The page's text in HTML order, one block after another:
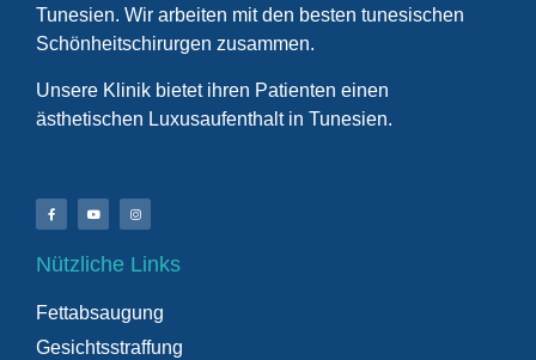
Tunesien. Wir arbeiten mit den besten tunesischen
Schönheitschirurgen zusammen.
Unsere Klinik bietet ihren Patienten einen
ästhetischen Luxusaufenthalt in Tunesien.
Nützliche Links
Fettabsaugung
Gesichtsstraffung